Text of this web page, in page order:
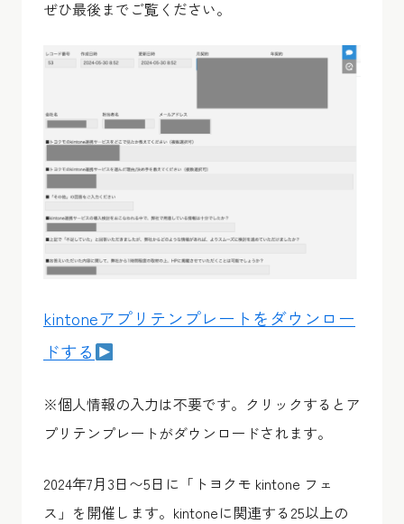
ぜひ最後までご覧ください。
kintoneアプリテンプレートをダウンロー
ドする
※個人情報の入力は不要です。クリックするとア
プリテンプレートがダウンロードされます。
2024年7月3日〜5日に「トヨクモ kintone フェ
ス」を開催します。kintoneに関連する25以上の